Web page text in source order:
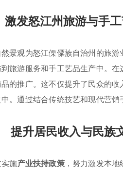
激发怒江州旅游与手
景观为怒江傈僳族自治州的旅
旅游服务和手工艺品生产中。
的推广。这不仅提升了民众的
。通过结合传统技艺和现代营
提升居民收入与民族
施产业扶持政策，努力激发本地